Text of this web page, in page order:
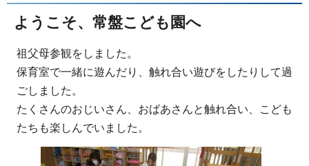
ようこそ、常盤こども園へ
祖父母参観をしました。
保育室で一緒に遊んだり、触れ合い遊びをしたりして過
ごしました。
たくさんのおじいさん、おばあさんと触れ合い、こども
たちも楽しんでいました。